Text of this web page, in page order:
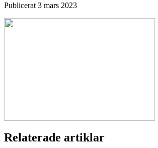
Publicerat 3 mars 2023
Relaterade artiklar